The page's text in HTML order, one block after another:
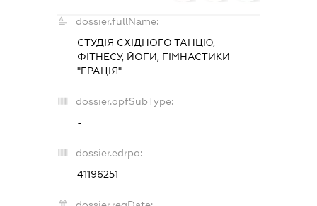
dossier.fullName:
СТУДІЯ СХІДНОГО ТАНЦЮ,
ФІТНЕСУ, ЙОГИ, ГІМНАСТИКИ
"ГРАЦІЯ"
dossier.opfSubType:
-
dossier.edrpo:
41196251